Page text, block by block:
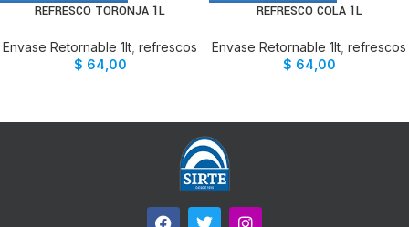
REFRESCO TORONJA 1L
Envase Retornable 1lt refrescos
$ 64,00
REFRESCO COLA 1L
Envase Retornable 1lt refrescos
$ 64,00